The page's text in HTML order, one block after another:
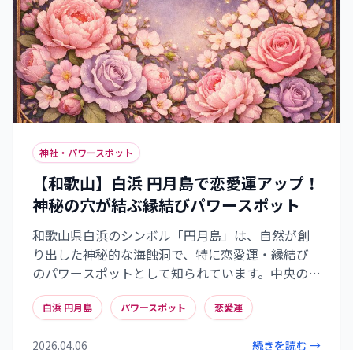
神社・パワースポット
【和歌山】白浜 円月島で恋愛運アップ！
神秘の穴が結ぶ縁結びパワースポット
和歌山県白浜のシンボル「円月島」は、自然が創
り出した神秘的な海蝕洞で、特に恋愛運・縁結び
のパワースポットとして知られています。中央の円
月形の穴は「縁」を象徴し、長い年月をかけた大
地のエネルギーが凝縮されています。春分・秋分前
白浜 円月島 パワースポット 恋愛運
2026.04.06 続きを読む →